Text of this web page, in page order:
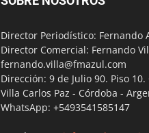
Director Periodístico: Fernando
Director Comercial: Fernando
fernando.villa@fmazul.com
Dirección: 9 de Julio 90. Piso 10.
Villa Carlos Paz - Córdoba -
WhatsApp: +5493541585147